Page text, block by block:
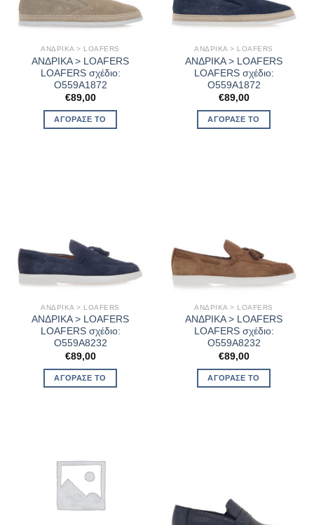
ΑΝΔΡΙΚΑ > LOAFERS
ΑΝΔΡΙΚΑ > LOAFERS
LOAFERS σχέδιο:
O559A1872
€89,00
ΑΓΌΡΑΣΈ ΤΟ
ΑΝΔΡΙΚΑ > LOAFERS
ΑΝΔΡΙΚΑ > LOAFERS
LOAFERS σχέδιο:
O559A1872
€89,00
ΑΓΌΡΑΣΈ ΤΟ
ΑΝΔΡΙΚΑ > LOAFERS
ΑΝΔΡΙΚΑ > LOAFERS
LOAFERS σχέδιο:
O559A8232
€89,00
ΑΓΌΡΑΣΈ ΤΟ
ΑΝΔΡΙΚΑ > LOAFERS
ΑΝΔΡΙΚΑ > LOAFERS
LOAFERS σχέδιο:
O559A8232
€89,00
ΑΓΌΡΑΣΈ ΤΟ